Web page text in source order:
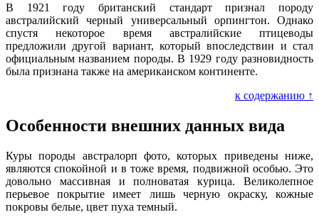
В 1921 году британский стандарт признал породу
австралийский черный универсальный орпингтон. Однако
спустя некоторое время австралийские птицеводы
предложили другой вариант, который впоследствии и стал
официальным названием породы. В 1929 году разновидность
была признана также на американском континенте.
к содержанию ↑
Особенности внешних данных вида
Куры породы австралорп фото, которых приведены ниже,
являются спокойной и в тоже время, подвижной особью. Это
довольно массивная и полноватая курица. Великолепное
перьевое покрытие имеет лишь черную окраску, кожные
покровы белые, цвет пуха темный.